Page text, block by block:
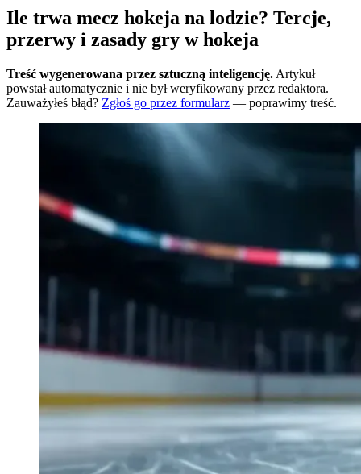
Ile trwa mecz hokeja na lodzie? Tercje,
przerwy i zasady gry w hokeja
Treść wygenerowana przez sztuczną inteligencję. Artykuł
powstał automatycznie i nie był weryfikowany przez redaktora.
Zauważyłeś błąd? Zgłoś go przez formularz — poprawimy treść.